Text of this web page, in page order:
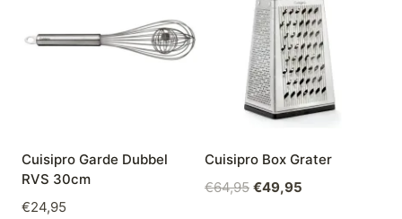
Cuisipro Garde Dubbel
RVS 30cm
€24,95
Cuisipro Box Grater
€64,95 Oorspronkelijke
€49,95